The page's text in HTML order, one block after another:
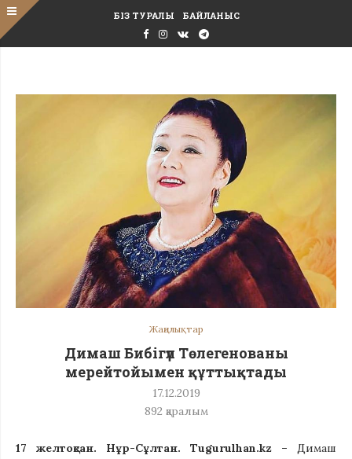
БІЗ ТУРАЛЫ БАЙЛАНЫС
Жаңалықтар
Димаш Бибігүл Төлегенованы
мерейтойымен құттықтады
17.12.2019
892 қаралым
17 желтоқсан. Нұр-Сұлтан. Tugurulhan.kz – Димаш